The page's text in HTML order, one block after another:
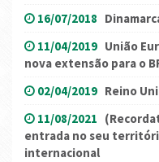
16/07/2018
11/04/2019 União
nova extensão para o
02/04/2019 Reino
11/08/2021
entrada no seu
internacional